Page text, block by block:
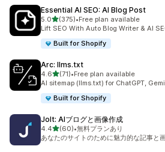
Essential AI SEO: AI Blog Post
5.05つ星中
(375)
合計レビュー数：375件
•Free plan available
Lift SEO With Auto Blog Writer & AI
Built for Shopify
Arc: llms.txt
4.65つ星中
(71)
合計レビュー数：71件
•Free plan available
AI sitemap (llms.txt) for ChatGPT,
Built for Shopify
Jolt: AIブログと画像作成
4.45つ星中
(60)
合計レビュー数：60件
•無料プランあり
あなたのサイトのために魅力的な記事と